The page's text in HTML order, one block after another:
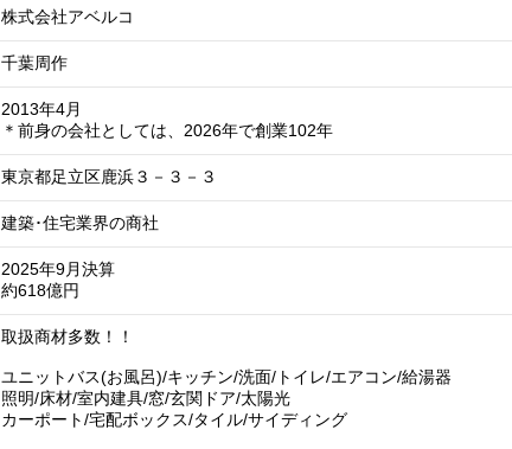
株式会社アベルコ
千葉周作
2013年4月
＊前身の会社としては、2026年で創業102年
東京都足立区鹿浜３－３－３
建築･住宅業界の商社
2025年9月決算
約618億円
取扱商材多数！！
ユニットバス(お風呂)/キッチン/洗面/トイレ/エアコン/給湯器
照明/床材/室内建具/窓/玄関ドア/太陽光
カーポート/宅配ボックス/タイル/サイディング